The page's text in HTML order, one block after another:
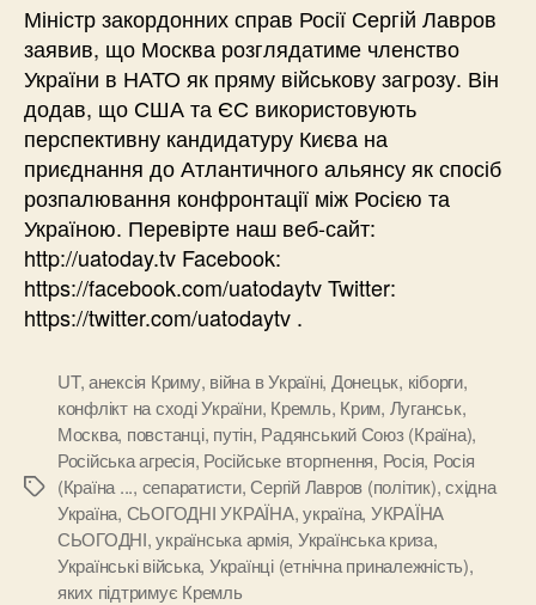
Міністр закордонних справ Росії Сергій Лавров
заявив, що Москва розглядатиме членство
України в НАТО як пряму військову загрозу. Він
додав, що США та ЄС використовують
перспективну кандидатуру Києва на
приєднання до Атлантичного альянсу як спосіб
розпалювання конфронтації між Росією та
Україною. Перевірте наш веб-сайт:
http://uatoday.tv Facebook:
https://facebook.com/uatodaytv Twitter:
https://twitter.com/uatodaytv .
Позначки
UT,анексія Криму, війна в Україні, Донецьк, кіборги,
конфлікт на сході України, Кремль, Крим, Луганськ,
Москва, повстанці, путін, Радянський Союз (Країна),
Російська агресія, Російське вторгнення, Росія, Росія
(Країна ..., сепаратисти,Сергій Лавров (політик),східна
Україна, СЬОГОДНІ УКРАЇНА,україна, УКРАЇНА
СЬОГОДНІ,українська армія, Українська криза,
Українські війська, Українці (етнічна приналежність),
яких підтримує Кремль